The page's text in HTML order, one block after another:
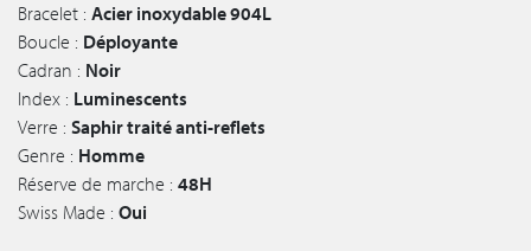
Bracelet : Acier inoxydable 904L
Boucle : Déployante
Cadran : Noir
Index : Luminescents
Verre : Saphir traité anti-reflets
Genre : Homme
Réserve de marche : 48H
Swiss Made : Oui